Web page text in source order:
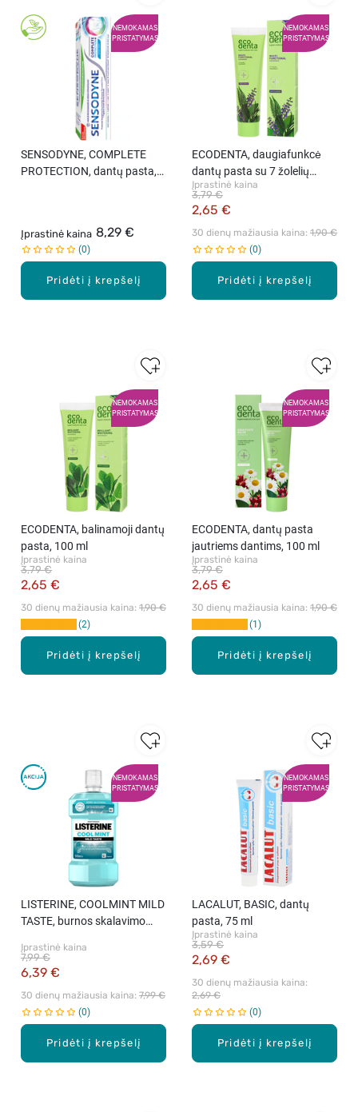
NEMOKAMAS
PRISTATYMAS
Pridėti į krepšelį
SENSODYNE, COMPLETE
PROTECTION, dantų pasta,
Įprastinė kaina 8,29 €
0
NEMOKAMAS
PRISTATYMAS
Pridėti į krepšelį
ECODENTA, daugiafunkcė
dantų pasta su 7 žolelių
ekstraktu ir KALIDENT, 100
ml
Įprastinė kaina
2,65 €
3,79 €
30 dienų mažiausia kaina: 1,90 €
0
NEMOKAMAS
PRISTATYMAS
Pridėti į krepšelį
ECODENTA, balinamoji dantų
pasta, 100 ml
Įprastinė kaina
2,65 €
3,79 €
30 dienų mažiausia kaina: 1,90 €
2
NEMOKAMAS
PRISTATYMAS
Pridėti į krepšelį
ECODENTA, dantų pasta
jautriems dantims, 100 ml
Įprastinė kaina
2,65 €
3,79 €
30 dienų mažiausia kaina: 1,90 €
1
NEMOKAMAS
PRISTATYMAS
Pridėti į krepšelį
LISTERINE, COOLMINT MILD
TASTE, burnos skalavimo
Įprastinė kaina
6,39 €
7,99 €
30 dienų mažiausia kaina: 7,99 €
0
NEMOKAMAS
PRISTATYMAS
Pridėti į krepšelį
LACALUT, BASIC, dantų
pasta, 75 ml
Įprastinė kaina
2,69 €
3,59 €
30 dienų mažiausia kaina:
2,69 €
0